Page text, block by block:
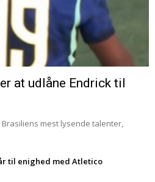
at udlåne Endrick til
mest lysende talenter,
til enighed med Atletico